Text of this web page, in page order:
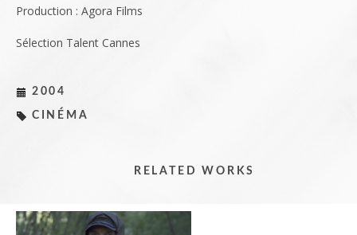
Production : Agora Films
Sélection Talent Cannes
2004
CINÉMA
RELATED WORKS